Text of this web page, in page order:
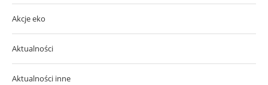
Akcje eko
Aktualności
Aktualności inne